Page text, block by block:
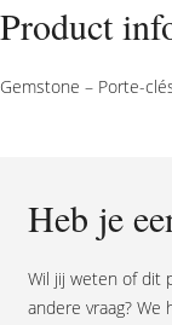
voor
aantal
Product
Gemstone – Porte-
Heb je
Wil jij weten of dit
andere vraag? We